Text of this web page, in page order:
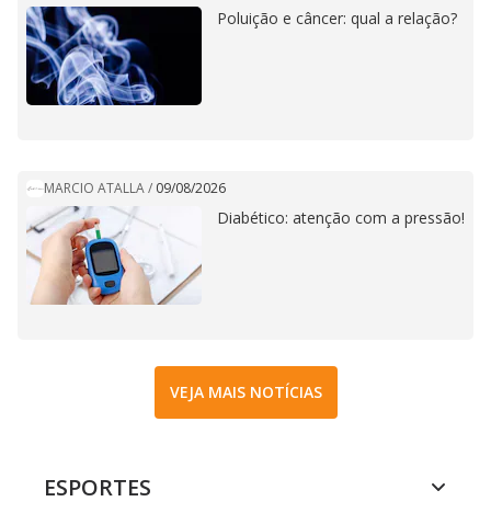
Poluição e câncer: qual a relação?
MARCIO ATALLA/ 09/08/2026
Diabético: atenção com a pressão!
VEJA MAIS NOTÍCIAS
ESPORTES